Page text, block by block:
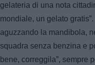
gelateria di una nota
mondiale, un gelato
aguzzando la mandibola,
squadra senza benzina e
bene, correggila”, sempre